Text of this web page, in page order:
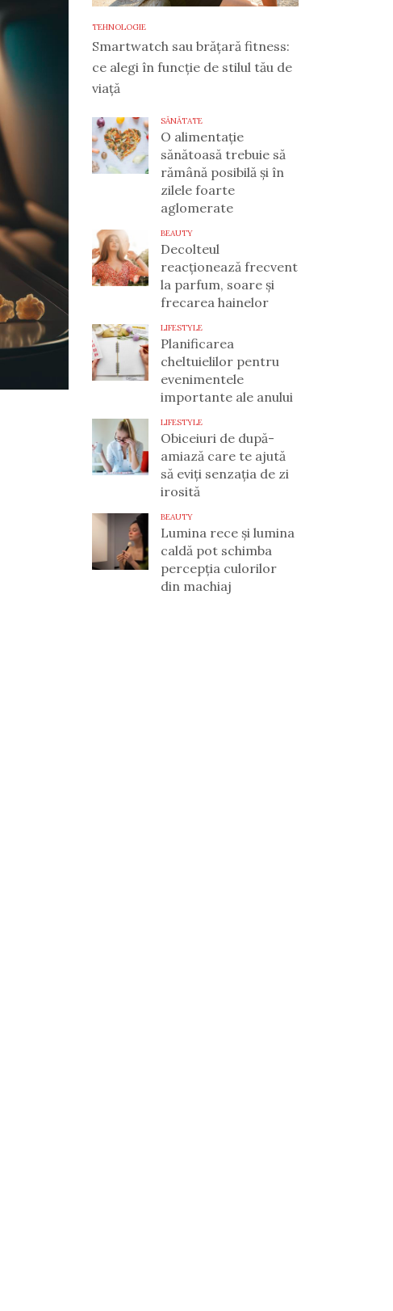
TEHNOLOGIE
Smartwatch sau brățară fitness:
ce alegi în funcție de stilul tău de
viață
SĂNĂTATE
O alimentație
sănătoasă trebuie să
rămână posibilă și în
zilele foarte
aglomerate
BEAUTY
Decolteul
reacționează frecvent
la parfum, soare și
frecarea hainelor
LIFESTYLE
Planificarea
cheltuielilor pentru
evenimentele
importante ale anului
LIFESTYLE
Obiceiuri de după-
amiază care te ajută
să eviți senzația de zi
irosită
BEAUTY
Lumina rece și lumina
caldă pot schimba
percepția culorilor
din machiaj